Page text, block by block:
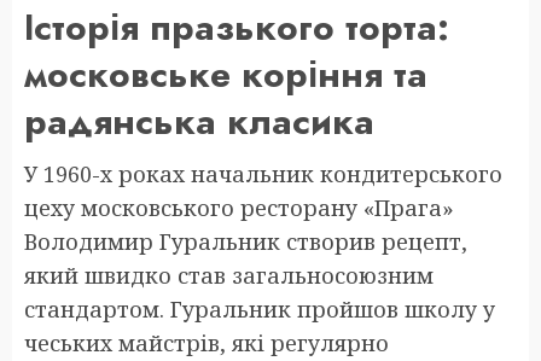
Історія празького торта:
московське коріння та
радянська класика
У 1960-х роках начальник кондитерського
цеху московського ресторану «Прага»
Володимир Гуральник створив рецепт,
який швидко став загальносоюзним
стандартом. Гуральник пройшов школу у
чеських майстрів, які регулярно